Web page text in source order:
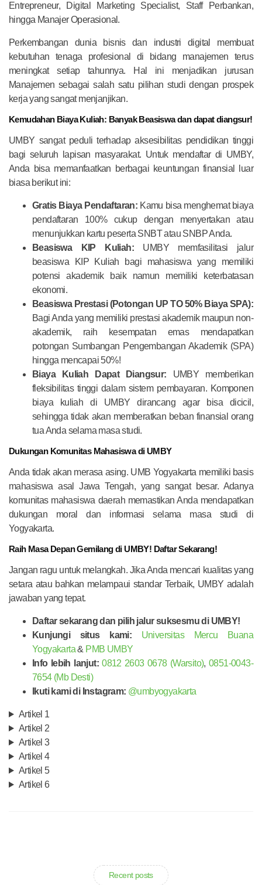
Entrepreneur, Digital Marketing Specialist, Staff Perbankan,
hingga Manajer Operasional.
Perkembangan dunia bisnis dan industri digital membuat
kebutuhan tenaga profesional di bidang manajemen terus
meningkat setiap tahunnya. Hal ini menjadikan jurusan
Manajemen sebagai salah satu pilihan studi dengan prospek
kerja yang sangat menjanjikan.
Kemudahan Biaya Kuliah: Banyak Beasiswa dan dapat diangsur!
UMBY sangat peduli terhadap aksesibilitas pendidikan tinggi
bagi seluruh lapisan masyarakat. Untuk mendaftar di UMBY,
Anda bisa memanfaatkan berbagai keuntungan finansial luar
biasa berikut ini:
Gratis Biaya Pendaftaran: Kamu bisa menghemat biaya
pendaftaran 100% cukup dengan menyertakan atau
menunjukkan kartu peserta SNBT atau SNBP Anda.
Beasiswa KIP Kuliah: UMBY memfasilitasi jalur
beasiswa KIP Kuliah bagi mahasiswa yang memiliki
potensi akademik baik namun memiliki keterbatasan
ekonomi.
Beasiswa Prestasi (Potongan UP TO 50% Biaya SPA):
Bagi Anda yang memiliki prestasi akademik maupun non-
akademik, raih kesempatan emas mendapatkan
potongan Sumbangan Pengembangan Akademik (SPA)
hingga mencapai 50%!
Biaya Kuliah Dapat Diangsur: UMBY memberikan
fleksibilitas tinggi dalam sistem pembayaran. Komponen
biaya kuliah di UMBY dirancang agar bisa dicicil,
sehingga tidak akan memberatkan beban finansial orang
tua Anda selama masa studi.
Dukungan Komunitas Mahasiswa di UMBY
Anda tidak akan merasa asing. UMB Yogyakarta memiliki basis
mahasiswa asal Jawa Tengah, yang sangat besar. Adanya
komunitas mahasiswa daerah memastikan Anda mendapatkan
dukungan moral dan informasi selama masa studi di
Yogyakarta.
Raih Masa Depan Gemilang di UMBY! Daftar Sekarang!
Jangan ragu untuk melangkah. Jika Anda mencari kualitas yang
setara atau bahkan melampaui standar Terbaik, UMBY adalah
jawaban yang tepat.
Daftar sekarang dan pilih jalur suksesmu di UMBY!
Kunjungi situs kami:
Universitas Mercu Buana
Yogyakarta& PMB UMBY
Info lebih lanjut: 0812 2603 0678 (Warsito), 0851-0043-
7654 (Mb Desti)
Ikuti kami di Instagram: @umbyogyakarta
Artikel 1
Artikel 2
Artikel 3
Artikel 4
Artikel 5
Artikel 6
Recent posts